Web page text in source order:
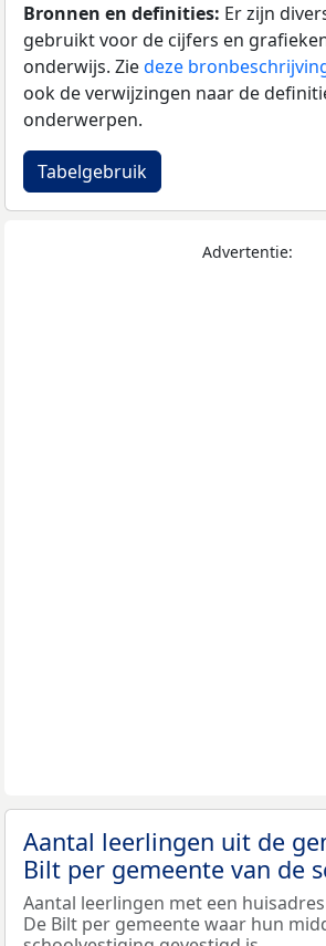
Bronnen en definities: Er zijn
gebruikt voor de cijfers en
onderwijs. Ziedeze
ook de verwijzingen naar de
onderwerpen.
Tabelgebruik
Advertentie:
Aantal leerlingen uit de
Bilt per gemeente van de
Aantal leerlingen met een
De Bilt per gemeente waar hun